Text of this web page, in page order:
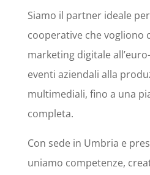
Siamo il partner ideale
cooperative che vogliono
marketing digitale
eventi aziendali alla
multimediali, fino a una
completa.
Con sede in Umbria e
uniamo competenze,